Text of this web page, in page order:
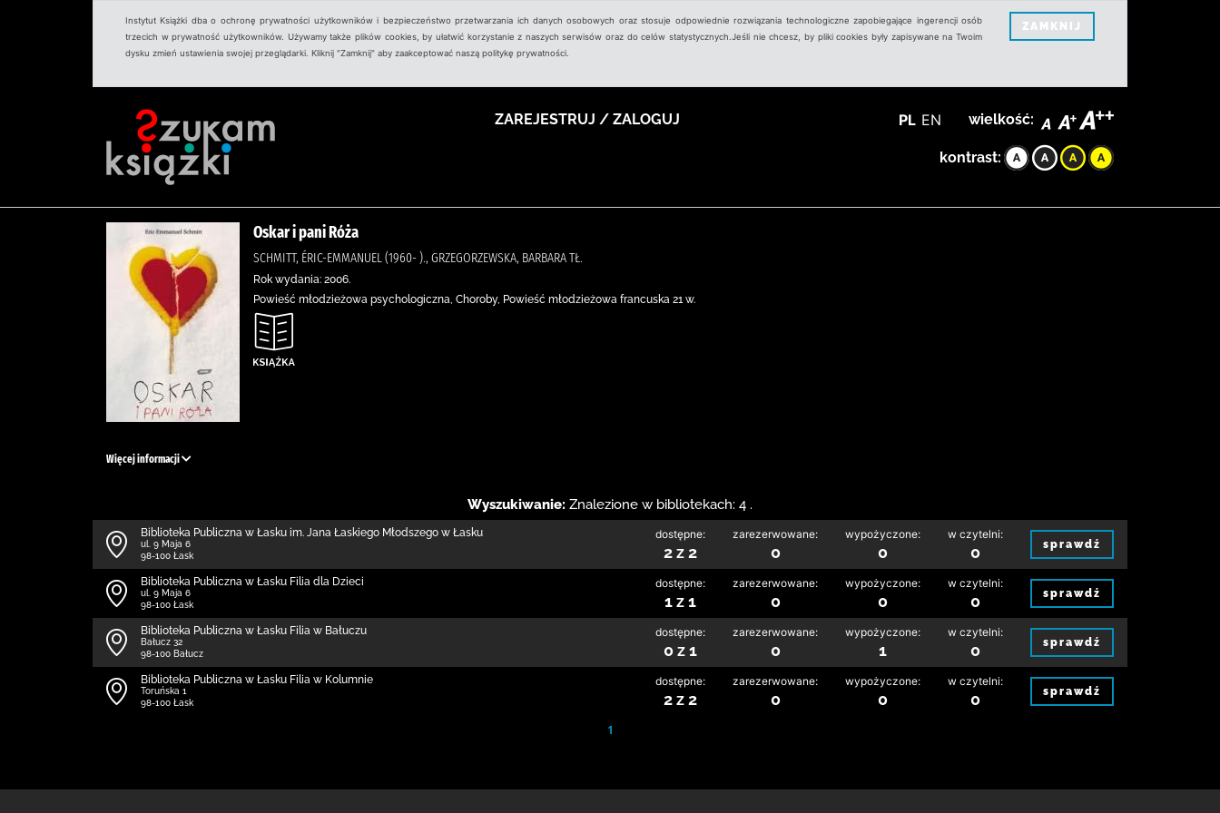
Instytut Książki dba o ochronę prywatności użytkowników i bezpieczeństwo przetwarzania ich danych osobowych oraz stosuje odpowiednie rozwiązania technologiczne zapobiegające ingerencji osób
trzecich w prywatność użytkowników. Używamy także plików cookies, by ułatwić korzystanie z naszych serwisów oraz do celów statystycznych.Jeśli nie chcesz, by pliki cookies były zapisywane na Twoim
dysku zmień ustawienia swojej przeglądarki. Kliknij "Zamknij" aby zaakceptować naszą politykę prywatności.
ZAMKNIJ
ZAREJESTRUJ / ZALOGUJ PL EN wielkość:
kontrast:
Oskar i pani Róża
SCHMITT, ÉRIC-EMMANUEL (1960- )., GRZEGORZEWSKA, BARBARA TŁ.
Rok wydania: 2006.
Powieść młodzieżowa psychologiczna, Choroby, Powieść młodzieżowa francuska 21 w.
Więcej informacji
Wyszukiwanie: Znalezione w bibliotekach: 4 .
Biblioteka Publiczna w Łasku im. Jana Łaskiego Młodszego w Łasku
ul. 9 Maja 6
98-100 Łask
dostępne:
2 z 2
zarezerwowane:
0
wypożyczone:
0
w czytelni:
0 sprawdź
Biblioteka Publiczna w Łasku Filia dla Dzieci
ul. 9 Maja 6
98-100 Łask
dostępne:
1 z 1
zarezerwowane:
0
wypożyczone:
0
w czytelni:
0 sprawdź
Biblioteka Publiczna w Łasku Filia w Bałuczu
Bałucz 32
98-100 Bałucz
dostępne:
0 z 1
zarezerwowane:
0
wypożyczone:
1
w czytelni:
0 sprawdź
Biblioteka Publiczna w Łasku Filia w Kolumnie
Toruńska 1
98-100 Łask
dostępne:
2 z 2
zarezerwowane:
0
wypożyczone:
0
w czytelni:
0 sprawdź
1